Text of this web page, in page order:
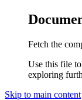
Fetch the
Use this file
exploring
Skip to main content